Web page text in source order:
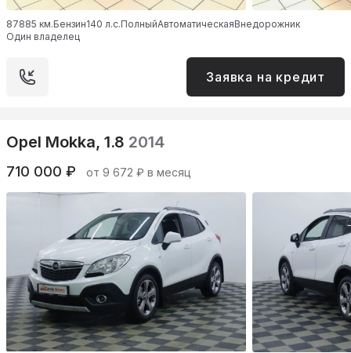
87885 км.Бензин140 л.с.ПолныйАвтоматическаяВнедорожник
Один владелец
Заявка на кредит
Opel Mokka, 1.8 2014
710 000 ₽ от 9 672 ₽ в месяц